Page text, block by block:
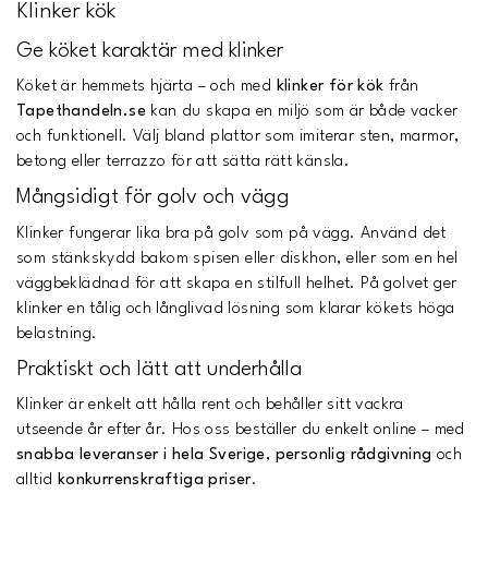
Klinker kök
Ge köket karaktär med klinker
Köket är hemmets hjärta – och med klinker för kök från
Tapethandeln.se kan du skapa en miljö som är både vacker
och funktionell. Välj bland plattor som imiterar sten, marmor,
betong eller terrazzo för att sätta rätt känsla.
Mångsidigt för golv och vägg
Klinker fungerar lika bra på golv som på vägg. Använd det
som stänkskydd bakom spisen eller diskhon, eller som en hel
väggbeklädnad för att skapa en stilfull helhet. På golvet ger
klinker en tålig och långlivad lösning som klarar kökets höga
belastning.
Praktiskt och lätt att underhålla
Klinker är enkelt att hålla rent och behåller sitt vackra
utseende år efter år. Hos oss beställer du enkelt online – med
snabba leveranser i hela Sverige, personlig rådgivning och
alltid konkurrenskraftiga priser.